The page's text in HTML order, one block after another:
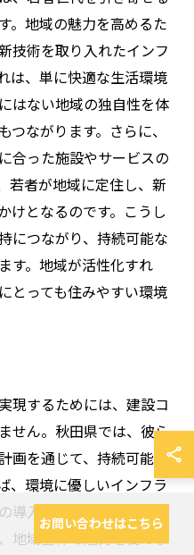
。地域の魅力を高めるた
技術を取り入れたインフ
は、単に快適な生活環境
はない地域の独自性を体
ながります。さらに、
合った施設やサービスの
若者が地域に定住し、新
けとなるのです。こうし
につながり、持続可能な
す。地域が活性化すれ
とっても住みやすい環境
現するためには、建設コ
せん。秋田県では、彼ら
画を通じて、持続可能な
、環境に優しいインフラ
導入は、地域住民の生活
地域全体の魅力を高めま
お問い合わせはこちら